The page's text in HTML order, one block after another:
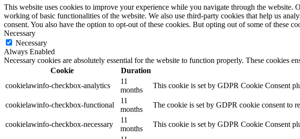
This website uses cookies to improve your experience while you navigate through the website.
working of basic functionalities of the website. We also use third-party cookies that help us
consent. You also have the option to opt-out of these cookies. But opting out of some of these
Necessary
Necessary
Always Enabled
Necessary cookies are absolutely essential for the website to function properly. These cookies
Cookie
Duration
cookielawinfo-checkbox-analytics
11
months
This cookie is set by GDPR Cookie Consent
cookielawinfo-checkbox-functional
11
months
The cookie is set by GDPR cookie consent to
cookielawinfo-checkbox-necessary
11
months
This cookie is set by GDPR Cookie Consent